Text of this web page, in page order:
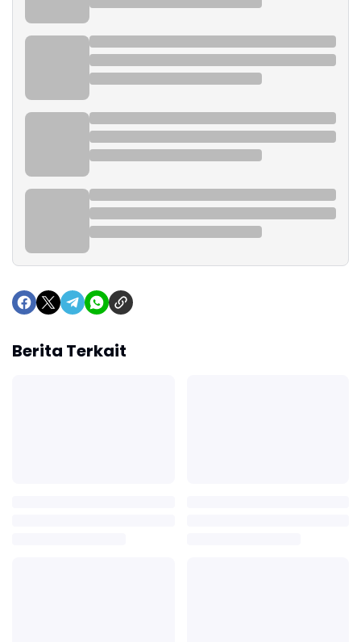
Berita Terkait